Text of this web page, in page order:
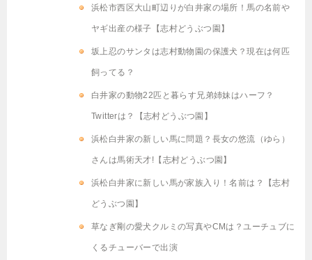
浜松市西区大山町辺りが白井家の場所！馬の名前や
ヤギ出産の様子【志村どうぶつ園】
坂上忍のサンタは志村動物園の保護犬？現在は何匹
飼ってる？
白井家の動物22匹と暮らす兄弟姉妹はハーフ？
Twitterは？【志村どうぶつ園】
浜松白井家の新しい馬に問題？長女の悠流（ゆら）
さんは馬術天才!【志村どうぶつ園】
浜松白井家に新しい馬が家族入り！名前は？【志村
どうぶつ園】
草なぎ剛の愛犬クルミの写真やCMは？ユーチュブに
くるチューバーで出演